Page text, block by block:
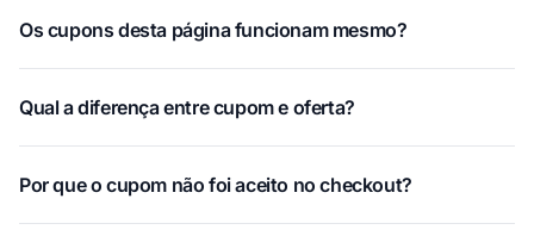
Os cupons desta página funcionam mesmo?
Qual a diferença entre cupom e oferta?
Por que o cupom não foi aceito no checkout?